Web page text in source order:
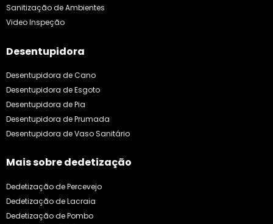
Sanitização de Ambientes
Video Inspeção
Desentupidora
Desentupidora de Cano
Desentupidora de Esgoto
Desentupidora de Pia
Desentupidora de Prumada
Desentupidora de Vaso Sanitário
Mais sobre dedetização
Dedetização de Percevejo
Dedetização de Lacraia
Dedetização de Pombo